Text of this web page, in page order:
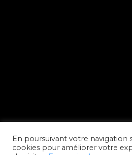
En poursuivant votre navigation
cookies pour améliorer votre